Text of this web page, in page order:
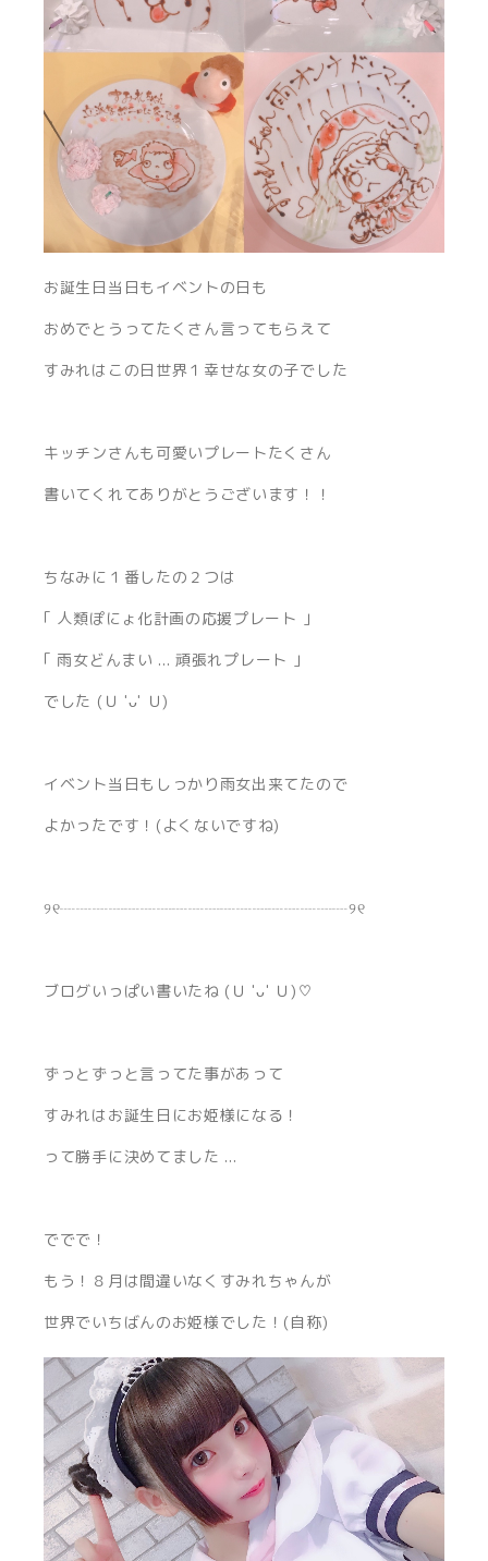
お誕生日当日もイベントの日も
おめでとうってたくさん言ってもらえて
すみれはこの日世界１幸せな女の子でした
キッチンさんも可愛いプレートたくさん
書いてくれてありがとうございます！！
ちなみに１番したの２つは
｢ 人類ぽにょ化計画の応援プレート ｣
｢ 雨女どんまい ... 頑張れプレート ｣
でした (Ｕ 'ᴗ' Ｕ)
イベント当日もしっかり雨女出来てたので
よかったです！(よくないですね)
୨୧┈┈┈┈┈┈┈┈┈┈┈┈┈┈┈┈┈┈୨୧
ブログいっぱい書いたね (Ｕ 'ᴗ' Ｕ)♡
ずっとずっと言ってた事があって
すみれはお誕生日にお姫様になる！
って勝手に決めてました ...
ででで！
もう！８月は間違いなくすみれちゃんが
世界でいちばんのお姫様でした！(自称)